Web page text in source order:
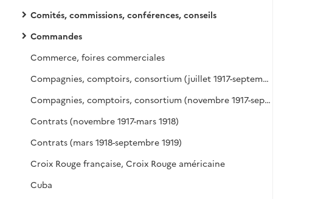
Comités, commissions, conférences, conseils
Commandes
Commerce, foires commerciales
Compagnies, comptoirs, consortium (juillet 1917-septembre 1919)
Compagnies, comptoirs, consortium (novembre 1917-septembre 1919)
Contrats (novembre 1917-mars 1918)
Contrats (mars 1918-septembre 1919)
Croix Rouge française, Croix Rouge américaine
Cuba